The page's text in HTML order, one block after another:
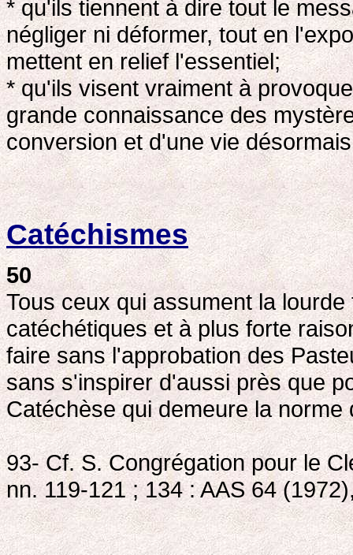
* qu'ils tiennent à dire tout le
négliger ni déformer, tout en
mettent en relief l'essentiel;
* qu'ils visent vraiment à
grande connaissance des
conversion et d'une vie
Catéchismes
50
Tous ceux qui assument la
catéchétiques et à plus forte
faire sans l'approbation des
sans s'inspirer d'aussi près que
Catéchèse qui demeure la norme
93- Cf. S. Congrégation pour le
nn. 119-121 ; 134 : AAS 64